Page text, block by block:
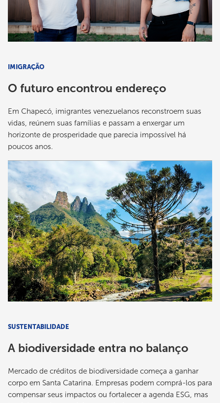
IMIGRAÇÃO
O futuro encontrou endereço
Em Chapecó, imigrantes venezuelanos reconstroem suas
vidas, reúnem suas famílias e passam a enxergar um
horizonte de prosperidade que parecia impossível há
poucos anos.
SUSTENTABILIDADE
A biodiversidade entra no balanço
Mercado de créditos de biodiversidade começa a ganhar
corpo em Santa Catarina. Empresas podem comprá-los para
compensar seus impactos ou fortalecer a agenda ESG, mas